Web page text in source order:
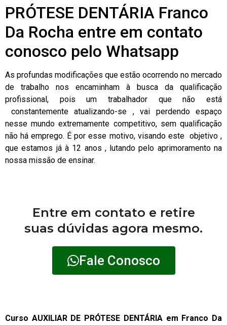
PRÓTESE DENTÁRIA Franco
Da Rocha entre em contato
conosco pelo Whatsapp
As profundas modificações que estão ocorrendo no mercado
de trabalho nos encaminham à busca da qualificação
profissional, pois um trabalhador que não está
constantemente atualizando-se , vai perdendo espaço
nesse mundo extremamente competitivo, sem qualificação
não há emprego. É por esse motivo, visando este objetivo ,
que estamos já à 12 anos , lutando pelo aprimoramento na
nossa missão de ensinar.
Entre em contato e retire
suas dúvidas agora mesmo.
Fale Conosco
Curso AUXILIAR DE PRÓTESE DENTÁRIA em Franco Da